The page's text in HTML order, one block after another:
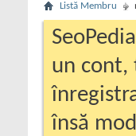
Listă Membru
un cont,
însă